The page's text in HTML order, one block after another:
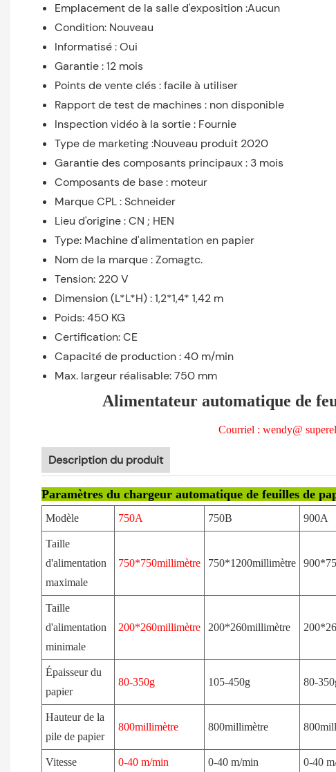
Emplacement de la salle d'exposition :Aucun
Condition: Nouveau
Informatisé : Oui
Garantie : 12 mois
Points de vente clés : facile à utiliser
Rapport de test de machines : non disponible
Inspection vidéo à la sortie : Fournie
Type de marketing :Nouveau produit 2020
Garantie des composants principaux : 3 mois
Composants de base : moteur
Marque CPL : Schneider
Lieu d'origine : CN ; HEN
Type: Machine d'alimentation en papier
Nom de la marque : Zomagtc.
Tension: 220 V
Dimension (L*L*H) : 1,2*1,4* 1,42 m
Poids: 450 KG
Certification: CE
Capacité de production : 40 m/min
Max. largeur réalisable: 750 mm
Alimentateur automatique de
Courriel : wendy@
Description du produit
Paramètres du chargeur automatique de feuilles de
Modèle 750A 750B 900A
Taille
d'alimentation
maximale
750*750millimètre 750*1200millimètre
Taille
d'alimentation
minimale
200*260millimètre 200*260millimètre
Épaisseur du
papier
80-350g 105-450g 80-
Hauteur de la
pile de papier
800millimètre 800millimètre
Vitesse 0-40 m/min 0-40 m/min 0-40